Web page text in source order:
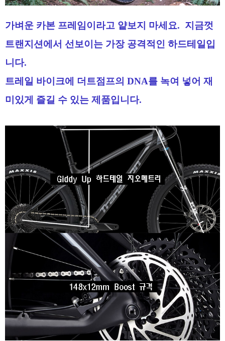
가벼운 카본 프레임이라고 얕보지 마세요. 지금껏
트랜지션에서 선보이는 가장 공격적인 하드테일입
니다.
트레일 바이크에 더트점프의 DNA를 녹여 넣어 재
미있게 즐길 수 있는 제품입니다.